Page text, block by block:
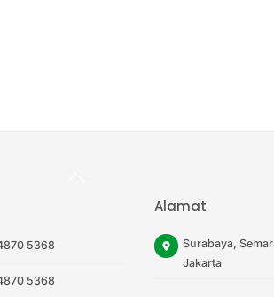
5368
5368
Alamat
Surabaya,
Jakarta